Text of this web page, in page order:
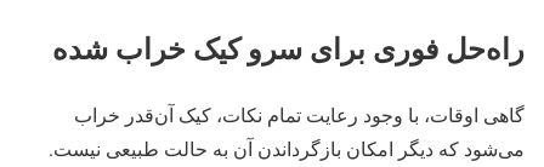
راه‌حل فوری برای سرو کیک خراب‌ شده
گاهی اوقات، با وجود رعایت تمام نکات، کیک آن‌قدر خراب
می‌شود که دیگر امکان بازگرداندن آن به حالت طبیعی نیست.